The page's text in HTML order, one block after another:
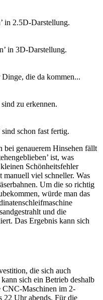
in 2.5D-Darstellung.
in 3D-Darstellung.
die da kommen...
zu erkennen.
sind schon fast fertig.
bei genauerem Hinsehen fällt
ist, was
Schönheitsfehler
manuell viel schneller. Was
Um die so richtig
würde man das
und die
Das Ergebnis kann sich
die sich auch
sich ein Betrieb deshalb
Maschinen im 2-
22 Uhr abends. Für die